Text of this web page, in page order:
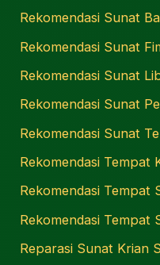
Rekomendasi Sunat
Rekomendasi Sunat
Rekomendasi Sunat
Rekomendasi Sunat
Rekomendasi Sunat
Rekomendasi Tempat
Rekomendasi Tempat
Rekomendasi Tempat
Reparasi Sunat Krian